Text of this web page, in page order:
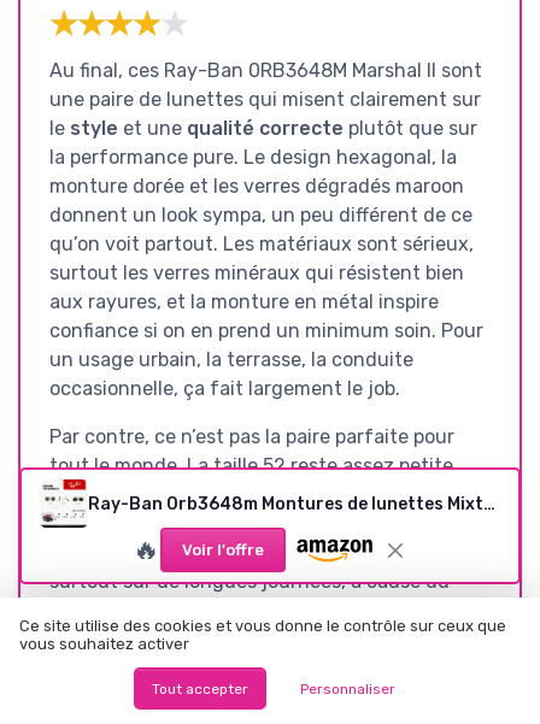
★★★★★
★★★★★
Au final, ces Ray-Ban 0RB3648M Marshal II sont
une paire de lunettes qui misent clairement sur
le style et une qualité correcte plutôt que sur
la performance pure. Le design hexagonal, la
monture dorée et les verres dégradés maroon
donnent un look sympa, un peu différent de ce
qu’on voit partout. Les matériaux sont sérieux,
surtout les verres minéraux qui résistent bien
aux rayures, et la monture en métal inspire
confiance si on en prend un minimum soin. Pour
un usage urbain, la terrasse, la conduite
occasionnelle, ça fait largement le job.
Par contre, ce n’est pas la paire parfaite pour
tout le monde. La taille 52 reste assez petite,
donc les gens avec un visage large risquent de
trouver ça un peu serré ou visuellement trop
petit. Le confort est correct mais pas fou,
surtout sur de longues journées, à cause du
L’absence de polarisation est aussi un vrai point
faible à ce niveau de prix, surtout si vous
conduisez beaucoup ou si vous êtes habitué à
Ray-Ban 0rb3648m Montures de lunettes Mixte (lot de 1) 52.0 Noir (Gold)
🔥 Voir l'offre
Ce site utilise des cookies et vous donne le contrôle sur ceux que
vous souhaitez activer
Tout accepter Personnaliser